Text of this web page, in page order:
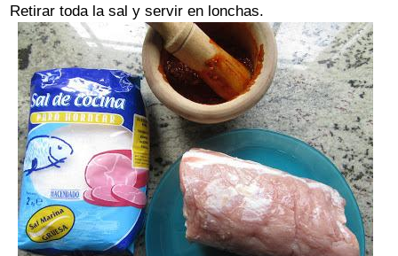
Retirar toda la sal y servir en lonchas.